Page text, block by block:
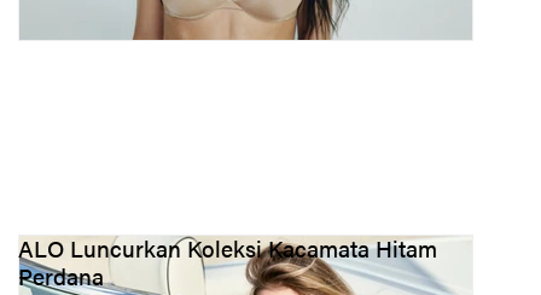
ALO Luncurkan Koleksi Kacamata Hitam
Perdana